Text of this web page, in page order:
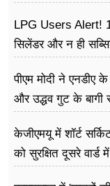
LPG Users Alert!
सिलेंडर और न ही
पीएम मोदी ने एनडीए
और उद्धव गुट के बागी
केजीएमयू में शॉर्ट
को सुरक्षित दूसरे वार्ड